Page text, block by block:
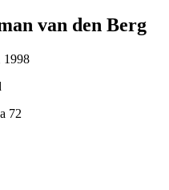
van den Berg
1998
72